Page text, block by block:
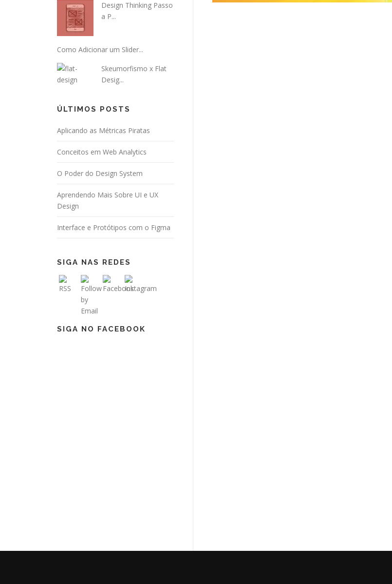
Design Thinking Passo
a P...
Como Adicionar um Slider...
Skeumorfismo x Flat
Desig...
ÚLTIMOS POSTS
Aplicando as Métricas Piratas
Conceitos em Web Analytics
O Poder do Design System
Aprendendo Mais Sobre UI e UX
Design
Interface e Protótipos com o Figma
SIGA NAS REDES
SIGA NO FACEBOOK